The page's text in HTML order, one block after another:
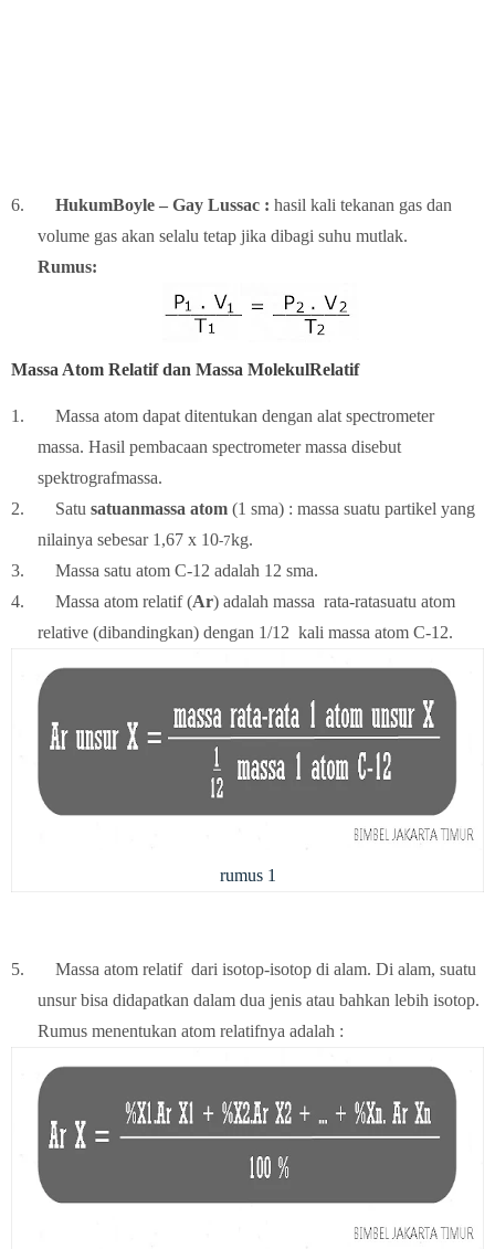
6. HukumBoyle – Gay Lussac : hasil kali tekanan gas dan
volume gas akan selalu tetap jika dibagi suhu mutlak.
Rumus:
Massa Atom Relatif dan Massa MolekulRelatif
1.
Massa atom dapat ditentukan dengan alat spectrometer
massa. Hasil pembacaan spectrometer massa disebut
spektrografmassa.
2.
Satu satuanmassa atom (1 sma) : massa suatu partikel yang
nilainya sebesar 1,67 x 10-7kg.
3.
Massa satu atom C-12 adalah 12 sma.
4.
Massa atom relatif (Ar) adalah massa rata-ratasuatu atom
relative (dibandingkan) dengan 1/12 kali massa atom C-12.
rumus 1
5.
Massa atom relatif dari isotop-isotop di alam. Di alam, suatu
unsur bisa didapatkan dalam dua jenis atau bahkan lebih isotop.
Rumus menentukan atom relatifnya adalah :